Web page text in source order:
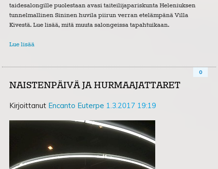
taidesalongille puolestaan avasi taiteilijapariskunta Heleniuksen
tunnelmallinen Sininen huvila piirun verran etelämpänä Villa
Kivestä. Lue lisää, mitä muuta salongeissa tapahtuikaan.
Lue lisää
0
NAISTENPÄIVÄ JA HURMAAJATTARET
Kirjoittanut Encanto Euterpe 1.3.2017 19:19